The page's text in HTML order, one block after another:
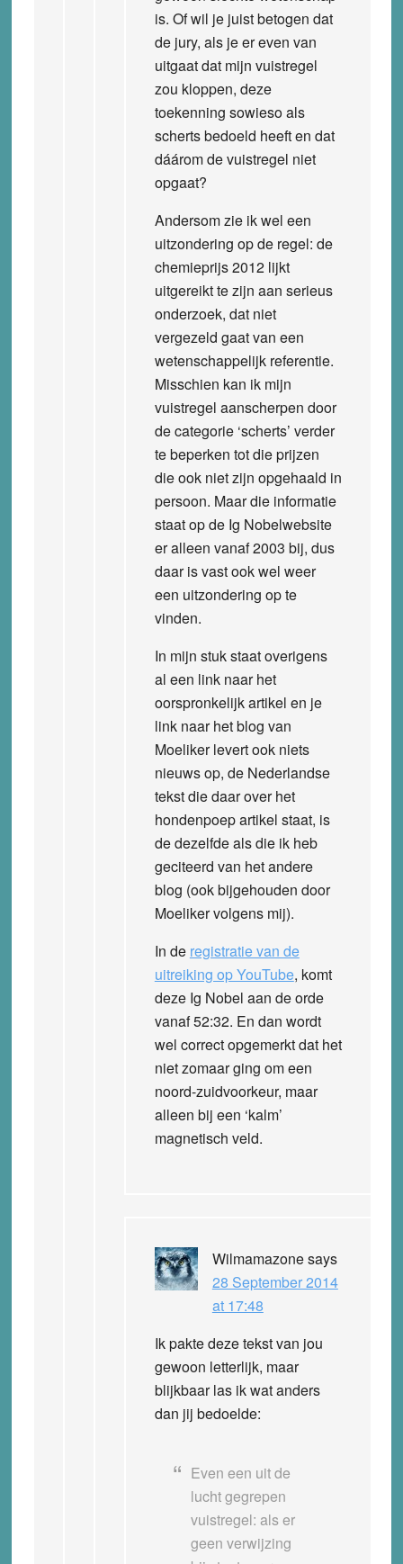
is. Of wil je juist betogen dat
de jury, als je er even van
uitgaat dat mijn vuistregel
zou kloppen, deze
toekenning sowieso als
scherts bedoeld heeft en dat
dáárom de vuistregel niet
opgaat?
Andersom zie ik wel een
uitzondering op de regel: de
chemieprijs 2012 lijkt
uitgereikt te zijn aan serieus
onderzoek, dat niet
vergezeld gaat van een
wetenschappelijk referentie.
Misschien kan ik mijn
vuistregel aanscherpen door
de categorie ‘scherts’ verder
te beperken tot die prijzen
die ook niet zijn opgehaald in
persoon. Maar die informatie
staat op de Ig Nobelwebsite
er alleen vanaf 2003 bij, dus
daar is vast ook wel weer
een uitzondering op te
vinden.
In mijn stuk staat overigens
al een link naar het
oorspronkelijk artikel en je
link naar het blog van
Moeliker levert ook niets
nieuws op, de Nederlandse
tekst die daar over het
hondenpoep artikel staat, is
de dezelfde als die ik heb
geciteerd van het andere
blog (ook bijgehouden door
Moeliker volgens mij).
In de registratie van de
uitreiking op YouTube, komt
deze Ig Nobel aan de orde
vanaf 52:32. En dan wordt
wel correct opgemerkt dat het
niet zomaar ging om een
noord-zuidvoorkeur, maar
alleen bij een ‘kalm’
magnetisch veld.
Wilmamazonesays
28 September 2014
at 17:48
Ik pakte deze tekst van jou
gewoon letterlijk, maar
blijkbaar las ik wat anders
dan jij bedoelde:
Even een uit de
lucht gegrepen
vuistregel: als er
geen verwijzing